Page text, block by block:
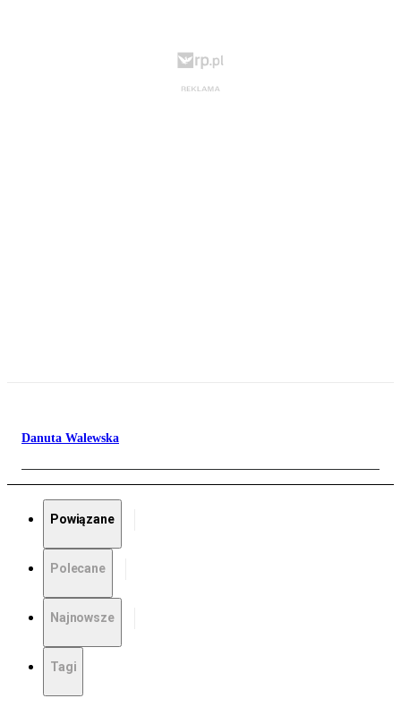
Danuta Walewska
Powiązane
Polecane
Najnowsze
Tagi